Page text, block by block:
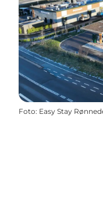
Foto: Easy Stay